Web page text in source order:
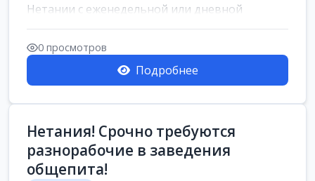
Нетании с еженедельной или дневной
оплатой<br />
Свежие вакансии в Нетании дл...
0 просмотров
Подробнее
Нетания! Срочно требуются
разнорабочие в заведения
общепита!